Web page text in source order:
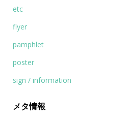
etc
flyer
pamphlet
poster
sign / information
メタ情報